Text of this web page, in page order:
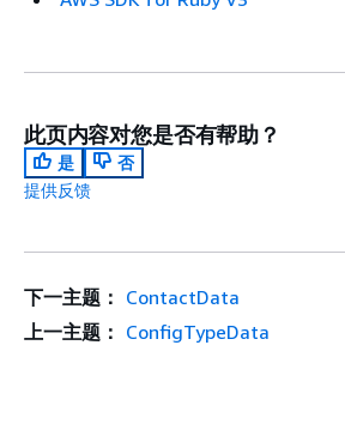
此页内容对您是否有帮助？
是
否
提供反馈
下一主题： ContactData
上一主题： ConfigTypeData